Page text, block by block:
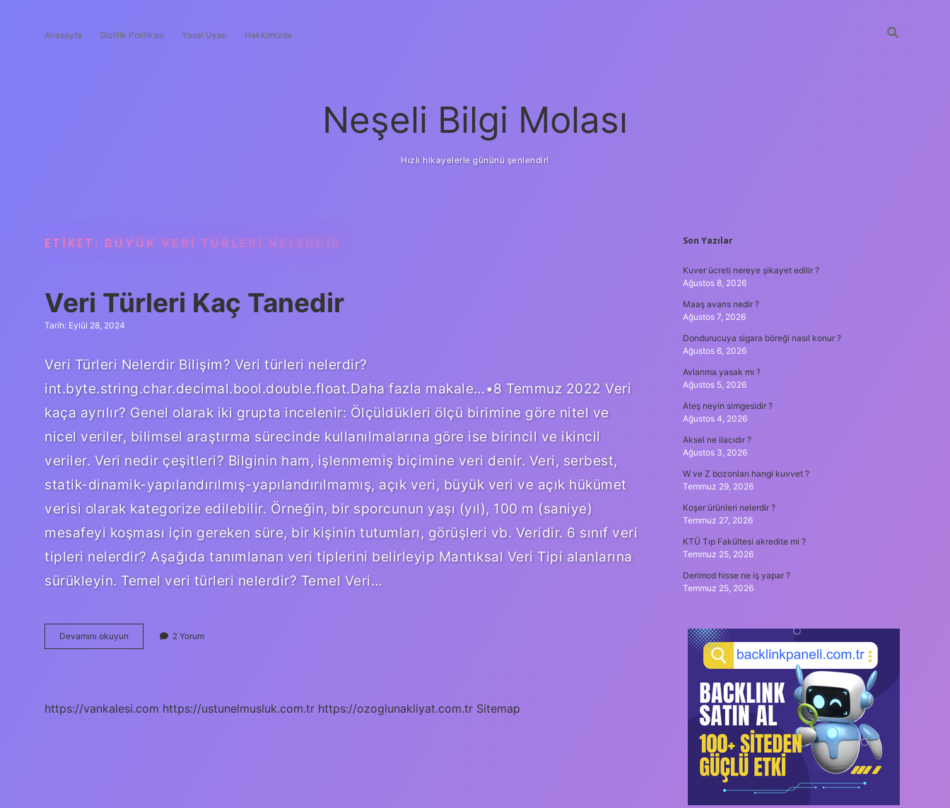
Anasayfa Gizlilik Politikası Yasal Uyarı Hakkımızda
Neşeli Bilgi Molası
Hızlı hikayelerle gününü şenlendir!
ETIKET: BÜYÜK VERI TÜRLERI NELERDIR
Veri Türleri Kaç Tanedir
Tarih: Eylül 28, 2024
Veri Türleri Nelerdir Bilişim? Veri türleri nelerdir?
int.byte.string.char.decimal.bool.double.float.Daha fazla makale…•8 Temmuz 2022 Veri
kaça ayrılır? Genel olarak iki grupta incelenir: Ölçüldükleri ölçü birimine göre nitel ve
nicel veriler, bilimsel araştırma sürecinde kullanılmalarına göre ise birincil ve ikincil
veriler. Veri nedir çeşitleri? Bilginin ham, işlenmemiş biçimine veri denir. Veri, serbest,
statik-dinamik-yapılandırılmış-yapılandırılmamış, açık veri, büyük veri ve açık hükümet
verisi olarak kategorize edilebilir. Örneğin, bir sporcunun yaşı (yıl), 100 m (saniye)
mesafeyi koşması için gereken süre, bir kişinin tutumları, görüşleri vb. Veridir. 6 sınıf veri
tipleri nelerdir? Aşağıda tanımlanan veri tiplerini belirleyip Mantıksal Veri Tipi alanlarına
sürükleyin. Temel veri türleri nelerdir? Temel Veri…
Devamını okuyun
Türleri
2 Yorum
https://vankalesi.com https://ustunelmusluk.com.tr https://ozoglunakliyat.com.tr Sitemap
SIDEBAR
Son Yazılar
Kuver ücreti nereye şikayet edilir ?
Ağustos 8, 2026
Maaş avans nedir ?
Ağustos 7, 2026
Dondurucuya sigara böreği nasıl konur ?
Ağustos 6, 2026
Avlanma yasak mı ?
Ağustos 5, 2026
Ateş neyin simgesidir ?
Ağustos 4, 2026
Aksel ne ilacıdır ?
Ağustos 3, 2026
W ve Z bozonları hangi kuvvet ?
Temmuz 29, 2026
Koşer ürünleri nelerdir ?
Temmuz 27, 2026
KTÜ Tıp Fakültesi akredite mi ?
Temmuz 25, 2026
Derimod hisse ne iş yapar ?
Temmuz 25, 2026